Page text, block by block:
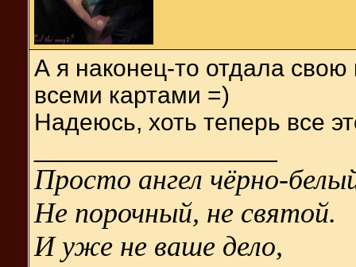
А я наконец-то отдала
всеми картами =)
Надеюсь, хоть теперь все
Просто ангел чёрно-
Не порочный, не святой.
И уже не ваше дело,